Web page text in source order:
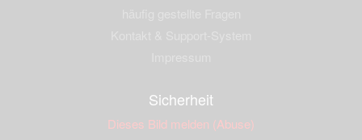
Sicherheit
Dieses Bild melden (Abuse)